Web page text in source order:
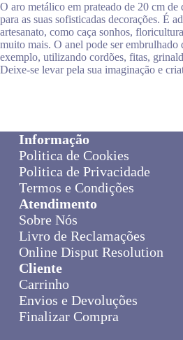
O aro metálico em prateado de 20 cm de
para as suas sofisticadas decorações. É
artesanato, como caça sonhos,
muito mais. O anel pode ser
exemplo, utilizando cordões, fitas,
Deixe-se levar pela sua imaginação e
Informação
Politica de Cookies
Politica de Privacidade
Termos e Condições
Atendimento
Sobre Nós
Livro de Reclamações
Online Disput Resolution
Cliente
Carrinho
Envios e Devoluções
Finalizar Compra